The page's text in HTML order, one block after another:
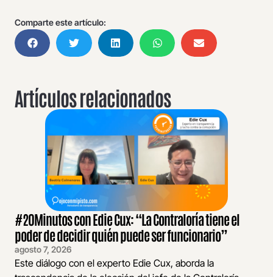
Comparte este artículo:
Artículos relacionados
#20Minutos con Edie Cux: “La Contraloría tiene el
poder de decidir quién puede ser funcionario”
agosto 7, 2026
Este diálogo con el experto Edie Cux, aborda la